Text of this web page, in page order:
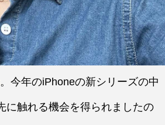
。今年のiPhoneの新シリーズの中
に触れる機会を得られましたの